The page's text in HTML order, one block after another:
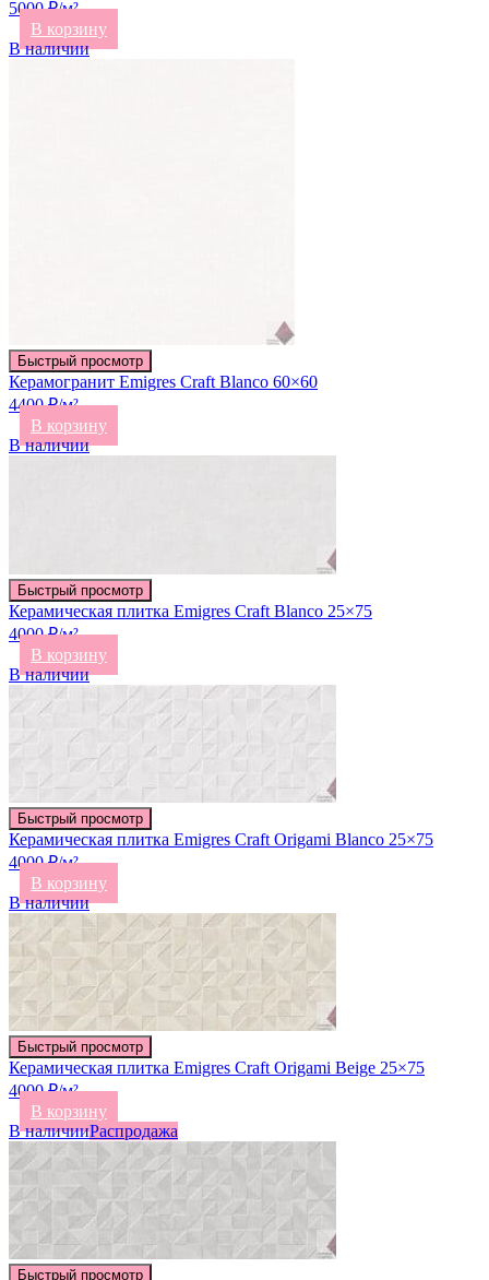
5000 ₽/м²
В корзину
В наличии
Быстрый просмотр
Керамогранит Emigres Craft Blanco 60×60
4400 ₽/м²
В корзину
В наличии
Быстрый просмотр
Керамическая плитка Emigres Craft Blanco 25×75
4000 ₽/м²
В корзину
В наличии
Быстрый просмотр
Керамическая плитка Emigres Craft Origami Blanco 25×75
4000 ₽/м²
В корзину
В наличии
Быстрый просмотр
Керамическая плитка Emigres Craft Origami Beige 25×75
4000 ₽/м²
В корзину
В наличииРаспродажа
Быстрый просмотр